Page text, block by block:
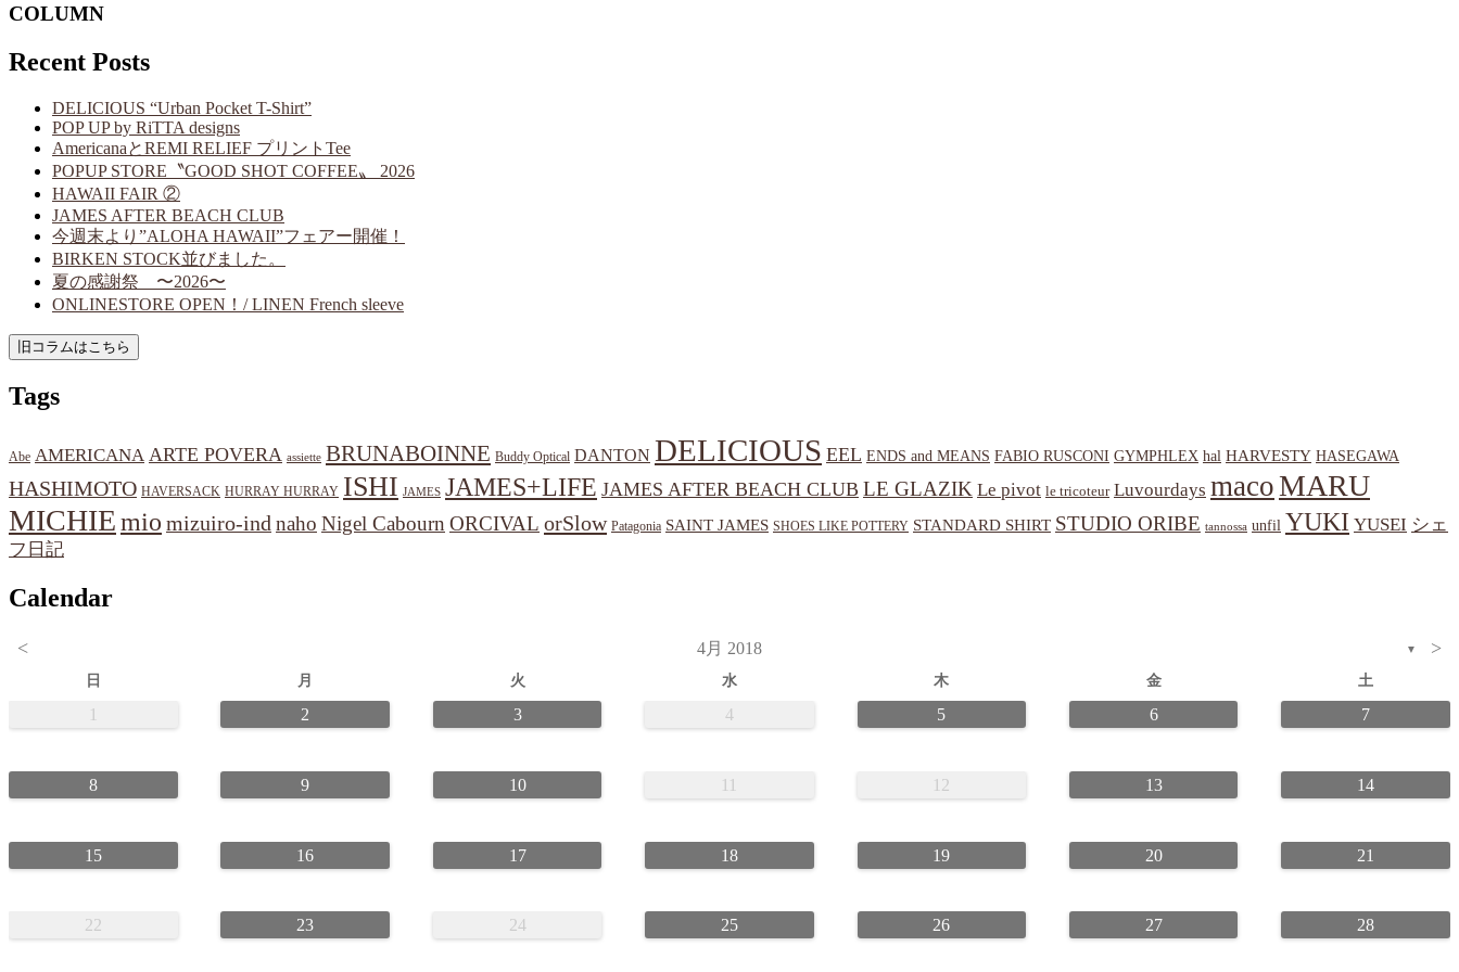
COLUMN
Recent Posts
DELICIOUS “Urban Pocket T-Shirt”
POP UP by RiTTA designs
AmericanaとREMI RELIEF プリントTee
POPUP STORE〝GOOD SHOT COFFEE〟 2026
HAWAII FAIR ②
JAMES AFTER BEACH CLUB
今週末より”ALOHA HAWAII”フェアー開催！
BIRKEN STOCK並びました。
夏の感謝祭 〜2026〜
ONLINESTORE OPEN！/ LINEN French sleeve
Tags
Abe AMERICANA ARTE POVERA assiette BRUNABOINNE Buddy Optical DANTON DELICIOUS EEL ENDS and MEANS FABIO RUSCONI GYMPHLEX hal HARVESTY HASEGAWA
HASHIMOTO HAVERSACK HURRAY HURRAY ISHI JAMES JAMES+LIFE JAMES AFTER BEACH CLUB LE GLAZIK Le pivot le tricoteur Luvourdays macoMARU
MICHIEmio mizuiro-ind naho Nigel Cabourn ORCIVAL orSlow Patagonia SAINT JAMES SHOES LIKE POTTERY STANDARD SHIRT STUDIO ORIBE tannossa unfil YUKI YUSEI シェ
フ日記
Calendar
< 4月 2018 ▼ >
日 月 火 水 木 金 土
1 2 3 4 5 6 7
8 9 10 11 12 13 14
15 16 17 18 19 20 21
22 23 24 25 26 27 28